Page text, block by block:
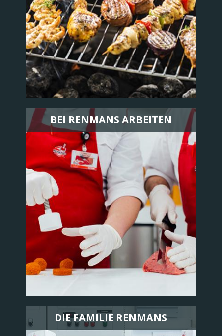
BEI RENMANS ARBEITEN
DIE FAMILIE RENMANS